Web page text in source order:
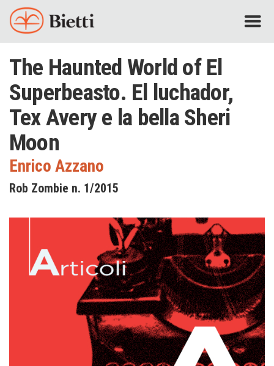
The Haunted World of El
Superbeasto. El luchador,
Tex Avery e la bella Sheri
Moon
Enrico Azzano
Rob Zombie n. 1/2015